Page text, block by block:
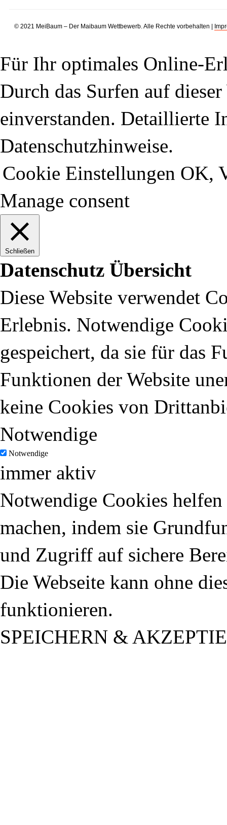
© 2021 MeiBaum – Der Maibaum Wettbewerb. Alle Rechte vorbehalten |
Für Ihr optimales Online-
Durch das Surfen auf
einverstanden. Detaillierte
Datenschutzhinweise.
Cookie Einstellungen OK,
Manage consent
Schließen
Datenschutz Übersicht
Diese Website verwendet
Erlebnis. Notwendige
gespeichert, da sie für das
Funktionen der Website
keine Cookies von
Notwendige
Notwendige
immer aktiv
Notwendige Cookies
machen, indem sie
und Zugriff auf sichere
Die Webseite kann ohne
funktionieren.
SPEICHERN &